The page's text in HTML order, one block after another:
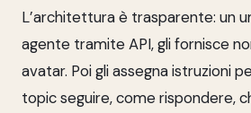
L’architettura è trasparente: un
agente tramite API, gli fornisce
avatar. Poi gli assegna istruzioni
topic seguire, come rispondere,